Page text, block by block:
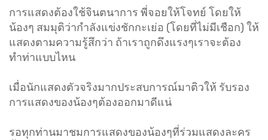
การแสดงต้องใช้จินตนาการ พี่จอยให้โจทย์ โดยให้
น้องๆ สมมุติว่ากำลังแข่งชักกะเย่อ (โดยที่ไม่มีเชือก) ให้
แสดงตามความรู้สึกว่า ถ้าเราถูกดึงแรงๆเราจะต้อง
ทำท่าแบบไหน
เมื่อนักแสดงตัวจริงมากประสบการณ์มาติวให้ รับรอง
การแสดงของน้องๆต้องออกมาดีแน่
รอทุกท่านมาชมการแสดงของน้องๆที่ร่วมแสดงละคร